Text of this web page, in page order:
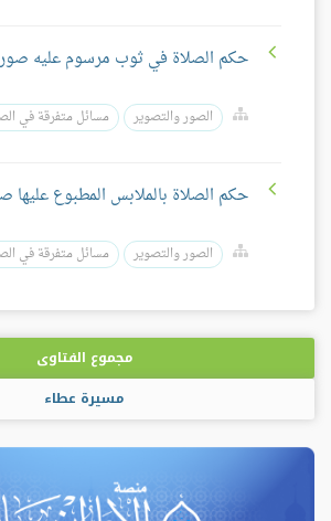
حكم الصلاة في ثوب مرسوم عليه
الصور والتصوير مسائل متفرقة في
حكم الصلاة بالملابس المطبوع عليها
الصور والتصوير مسائل متفرقة في
مجموع الفتاوى
مسيرة عطاء